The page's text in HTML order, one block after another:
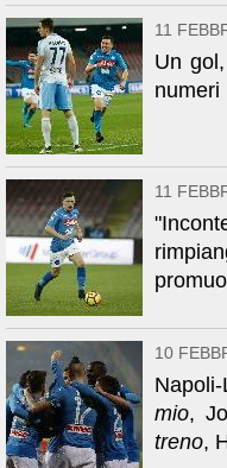
11
Un
numeri
11
10
mio,
treno,